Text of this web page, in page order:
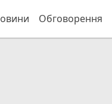
Обговорення